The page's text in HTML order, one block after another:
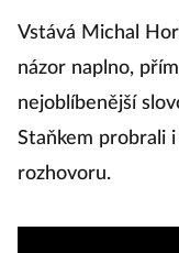
Vstává Michal
názor naplno,
nejoblíbenější
Staňkem probrali
rozhovoru.